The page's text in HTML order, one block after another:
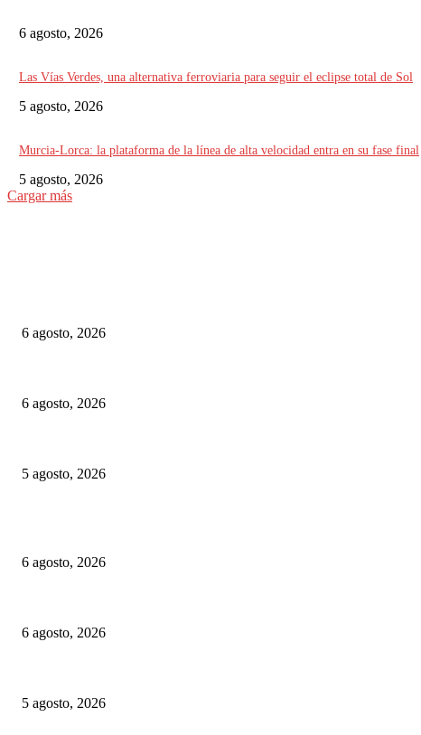
6 agosto, 2026
Las Vías Verdes, una alternativa ferroviaria para seguir el eclipse total de Sol
5 agosto, 2026
Murcia-Lorca: la plataforma de la línea de alta velocidad entra en su fase final
5 agosto, 2026
Cargar más
6 agosto, 2026
6 agosto, 2026
5 agosto, 2026
6 agosto, 2026
6 agosto, 2026
5 agosto, 2026